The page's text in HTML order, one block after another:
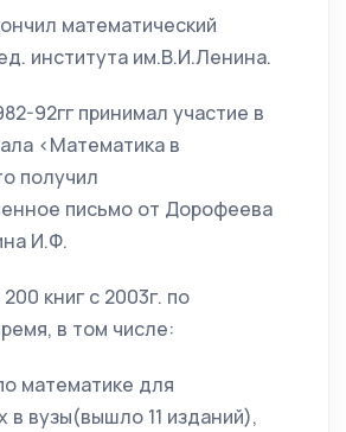
математический
института им.В.И.Ленина.
92гг принимал участие в
<Математика в
получил
письмо от Дорофеева
И.Ф.
книг с 2003г. по
в том числе:
математике для
в вузы(вышло 11 изданий),